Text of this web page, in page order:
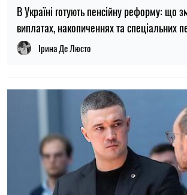
12:37, 31.07.2026
Федоров розповів про конфлікт навколо
ставлення до протестів та майбутнє
Ірина Де Люсто